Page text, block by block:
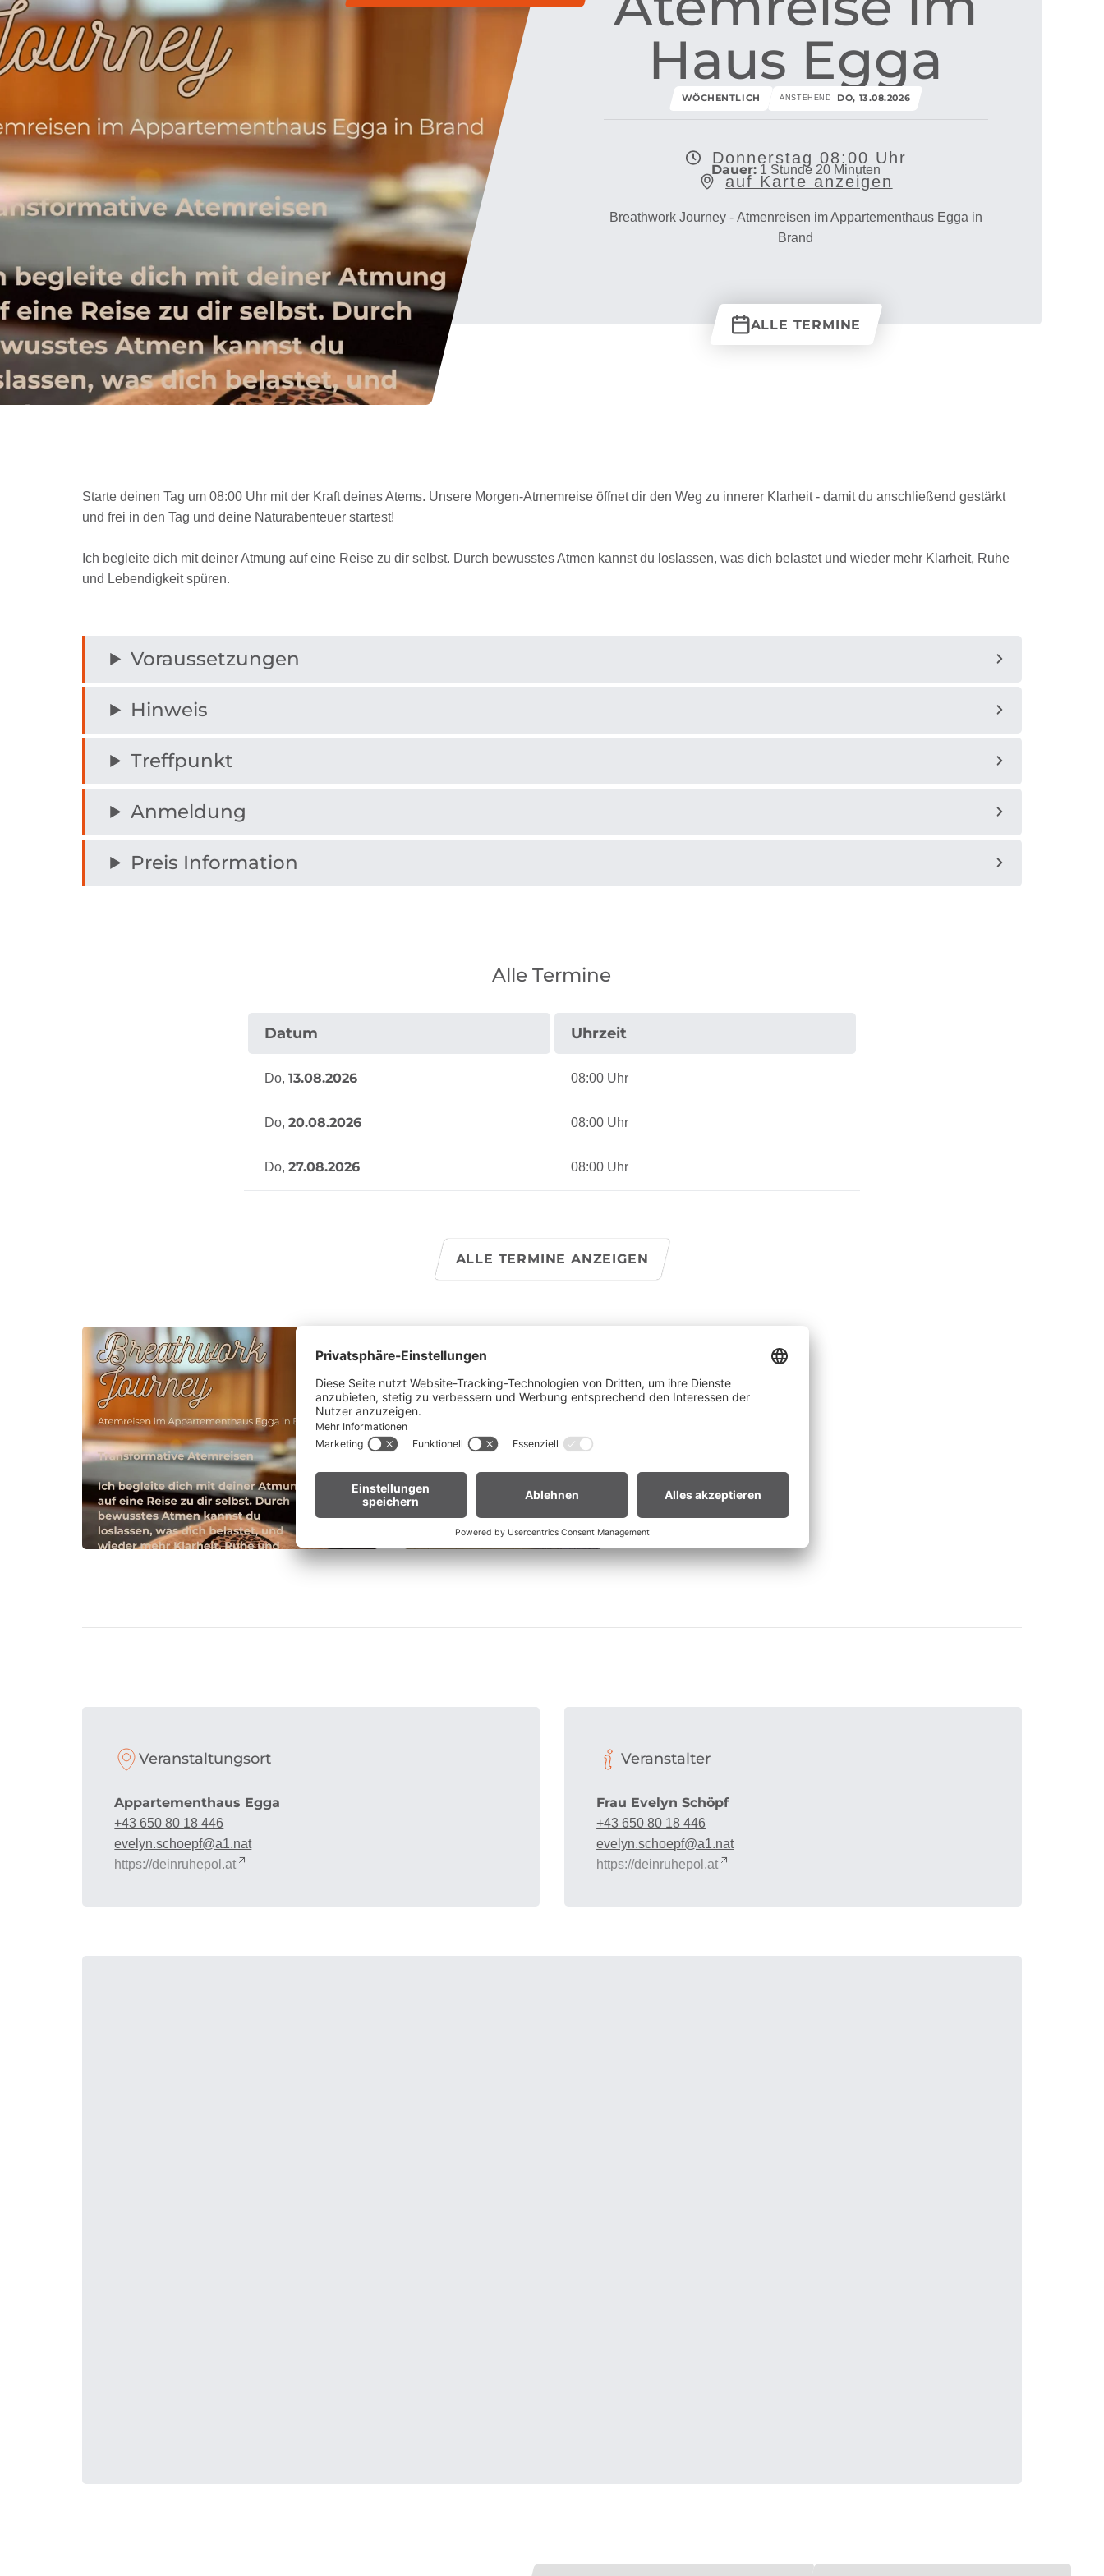
Haus Egga
WÖCHENTLICH ANSTEHEND DO, 13.08.2026
Donnerstag 08:00 Uhr
Dauer: 1 Stunde 20 Minuten
auf Karte anzeigen
Breathwork Journey - Atmenreisen im Appartementhaus Egga in
Brand
ALLE TERMINE
Starte deinen Tag um 08:00 Uhr mit der Kraft deines Atems. Unsere Morgen-Atmemreise öffnet dir den Weg zu innerer Klarheit - damit du anschließend gestärkt
und frei in den Tag und deine Naturabenteuer startest!
Ich begleite dich mit deiner Atmung auf eine Reise zu dir selbst. Durch bewusstes Atmen kannst du loslassen, was dich belastet und wieder mehr Klarheit, Ruhe
und Lebendigkeit spüren.
Voraussetzungen
Hinweis
Treffpunkt
Anmeldung
Preis Information
Alle Termine
Datum Uhrzeit
Do, 13.08.2026 08:00 Uhr
Do, 20.08.2026 08:00 Uhr
Do, 27.08.2026 08:00 Uhr
ALLE TERMINE ANZEIGEN
Veranstaltungsort
Appartementhaus Egga
+43 650 80 18 446
evelyn.schoepf@a1.nat
https://deinruhepol.at
Veranstalter
Frau Evelyn Schöpf
+43 650 80 18 446
evelyn.schoepf@a1.nat
https://deinruhepol.at